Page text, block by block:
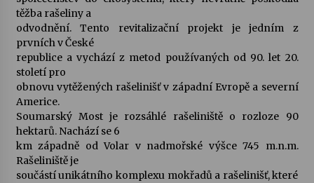
těžba rašeliny a
odvodnění. Tento revitalizační projekt je jedním z
prvních v České
republice a vychází z metod používaných od 90. let 20.
století pro
obnovu vytěžených rašelinišť v západní Evropě a severní
Americe.
Soumarský Most je rozsáhlé rašeliniště o rozloze 90
hektarů. Nachází se 6
km západně od Volar v nadmořské výšce 745 m.n.m.
Rašeliniště je
součástí unikátního komplexu mokřadů a rašelinišť, které